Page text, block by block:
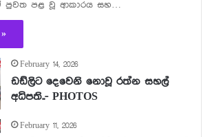
පුවත පළ වූ ආකාරය සහ…
February 14, 2026
ඩඩ්ලිට දෙවෙනි නොවූ රත්න සහල්
අධිපති..- PHOTOS
February 11, 2026